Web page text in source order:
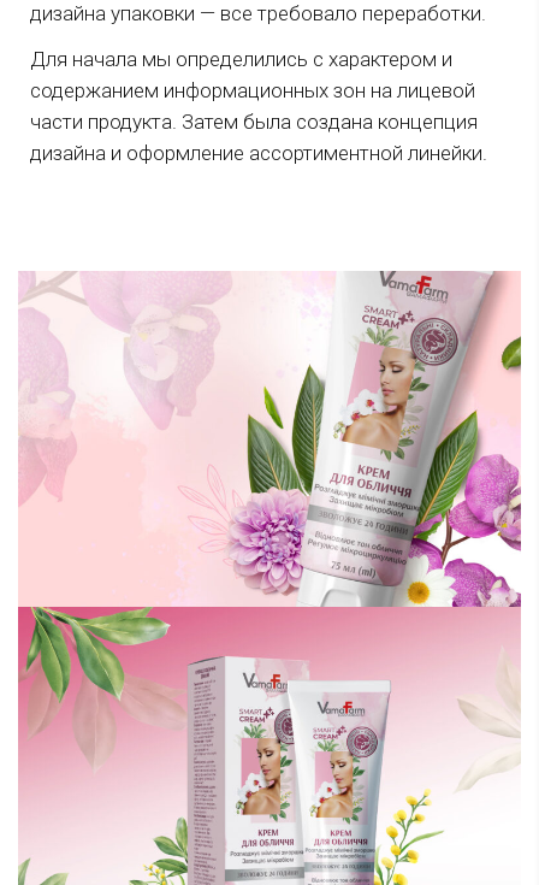
дизайна упаковки — все требовало переработки.
Для начала мы определились с характером и
содержанием информационных зон на лицевой
части продукта. Затем была создана концепция
дизайна и оформление ассортиментной линейки.